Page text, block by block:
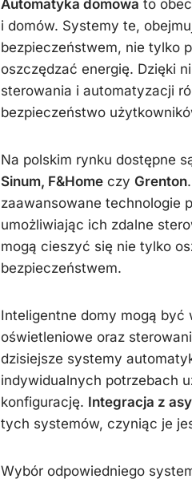
Automatyka domowa to
i domów. Systemy te,
bezpieczeństwem, nie tylko
oszczędzać energię. Dzięki
sterowania i automatyzacji
bezpieczeństwo
Na polskim rynku dostępne
Sinum, F&Home czy Grenton
zaawansowane technologie
umożliwiając ich zdalne
mogą cieszyć się nie tylko
bezpieczeństwem.
Inteligentne domy mogą być
oświetleniowe oraz
dzisiejsze systemy
indywidualnych potrzebach
konfigurację. Integracja z
tych systemów, czyniąc je
Wybór odpowiedniego